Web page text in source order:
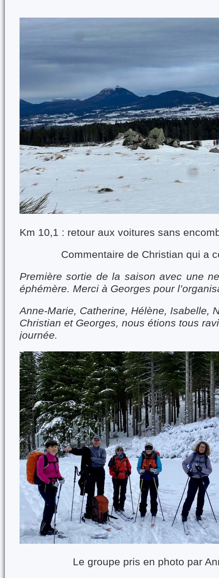
Km 10,1 : retour aux voitures sans
Commentaire de Christian qui a
Première sortie de la saison avec une
éphémère. Merci à Georges pour
Anne-Marie, Catherine, Hélène, Isabelle,
Christian et Georges, nous étions tous
journée.
Le groupe pris en photo par